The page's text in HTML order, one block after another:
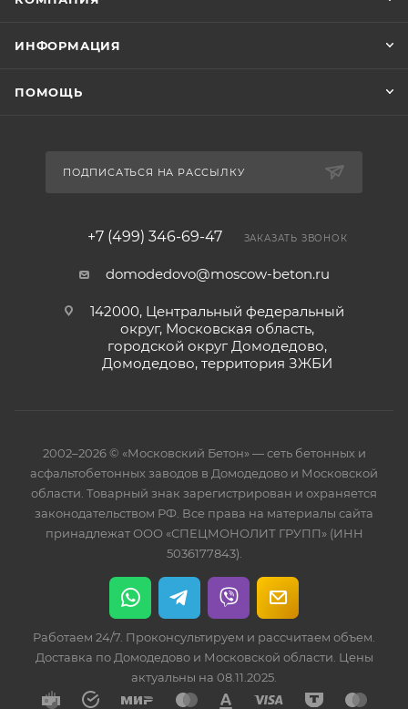
ИНФОРМАЦИЯ
ПОМОЩЬ
ПОДПИСАТЬСЯ НА РАССЫЛКУ
+7 (499) 346-69-47 ЗАКАЗАТЬ ЗВОНОК
domodedovo@moscow-beton.ru
142000, Центральный федеральный
округ, Московская область,
городской округ Домодедово,
Домодедово, территория ЗЖБИ
2002–2026 © «Московский Бетон» — сеть бетонных и
асфальтобетонных заводов в Домодедово и Московской
области. Товарный знак зарегистрирован и охраняется
законодательством РФ. Все права на материалы сайта
принадлежат ООО «СПЕЦМОНОЛИТ ГРУПП» (ИНН
5036177843).
Работаем 24/7. Проконсультируем и рассчитаем объем.
Доставка по Домодедово и Московской области. Цены
актуальны на 08.11.2025.